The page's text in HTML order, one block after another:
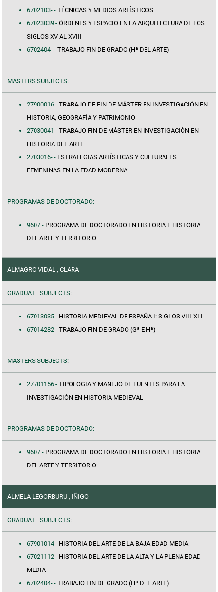
6702103- - TÉCNICAS Y MEDIOS ARTÍSTICOS
67023039 - ÓRDENES Y ESPACIO EN LA ARQUITECTURA DE LOS
SIGLOS XV AL XVIII
6702404- - TRABAJO FIN DE GRADO (Hª DEL ARTE)
MASTERS SUBJECTS:
27900016 - TRABAJO DE FIN DE MÁSTER EN INVESTIGACIÓN EN
HISTORIA, GEOGRAFÍA Y PATRIMONIO
27030041 - TRABAJO FIN DE MÁSTER EN INVESTIGACIÓN EN
HISTORIA DEL ARTE
2703016- - ESTRATEGIAS ARTÍSTICAS Y CULTURALES
FEMENINAS EN LA EDAD MODERNA
PROGRAMAS DE DOCTORADO:
9607 - PROGRAMA DE DOCTORADO EN HISTORIA E HISTORIA
DEL ARTE Y TERRITORIO
ALMAGRO VIDAL , CLARA
GRADUATE SUBJECTS:
67013035 - HISTORIA MEDIEVAL DE ESPAÑA I: SIGLOS VIII-XIII
67014282 - TRABAJO FIN DE GRADO (Gª E Hª)
MASTERS SUBJECTS:
27701156 - TIPOLOGÍA Y MANEJO DE FUENTES PARA LA
INVESTIGACIÓN EN HISTORIA MEDIEVAL
PROGRAMAS DE DOCTORADO:
9607 - PROGRAMA DE DOCTORADO EN HISTORIA E HISTORIA
DEL ARTE Y TERRITORIO
ALMELA LEGORBURU , IÑIGO
GRADUATE SUBJECTS:
67901014 - HISTORIA DEL ARTE DE LA BAJA EDAD MEDIA
67021112 - HISTORIA DEL ARTE DE LA ALTA Y LA PLENA EDAD
MEDIA
6702404- - TRABAJO FIN DE GRADO (Hª DEL ARTE)